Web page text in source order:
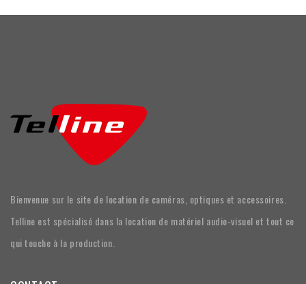
Bienvenue sur le site de location de caméras, optiques et accessoires.
Telline est spécialisé dans la location de matériel audio-visuel et tout ce
qui touche à la production.